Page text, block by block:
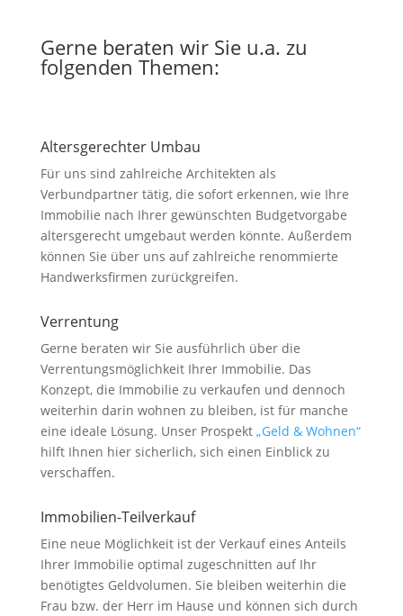
Gerne beraten wir Sie u.a. zu
folgenden Themen:
Altersgerechter Umbau
Für uns sind zahlreiche Architekten als
Verbundpartner tätig, die sofort erkennen, wie Ihre
Immobilie nach Ihrer gewünschten Budgetvorgabe
altersgerecht umgebaut werden könnte. Außerdem
können Sie über uns auf zahlreiche renommierte
Handwerksfirmen zurückgreifen.
Verrentung
Gerne beraten wir Sie ausführlich über die
Verrentungsmöglichkeit Ihrer Immobilie. Das
Konzept, die Immobilie zu verkaufen und dennoch
weiterhin darin wohnen zu bleiben, ist für manche
eine ideale Lösung. Unser Prospekt „Geld & Wohnen“
hilft Ihnen hier sicherlich, sich einen Einblick zu
verschaffen.
Immobilien-Teilverkauf
Eine neue Möglichkeit ist der Verkauf eines Anteils
Ihrer Immobilie optimal zugeschnitten auf Ihr
benötigtes Geldvolumen. Sie bleiben weiterhin die
Frau bzw. der Herr im Hause und können sich durch